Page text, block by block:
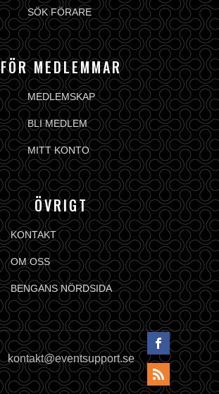
SÖK FÖRARE
FÖR MEDLEMMAR
MEDLEMSKAP
BLI MEDLEM
MITT KONTO
ÖVRIGT
KONTAKT
OM OSS
BENGANS NÖRDSIDA
kontakt@eventsupport.se